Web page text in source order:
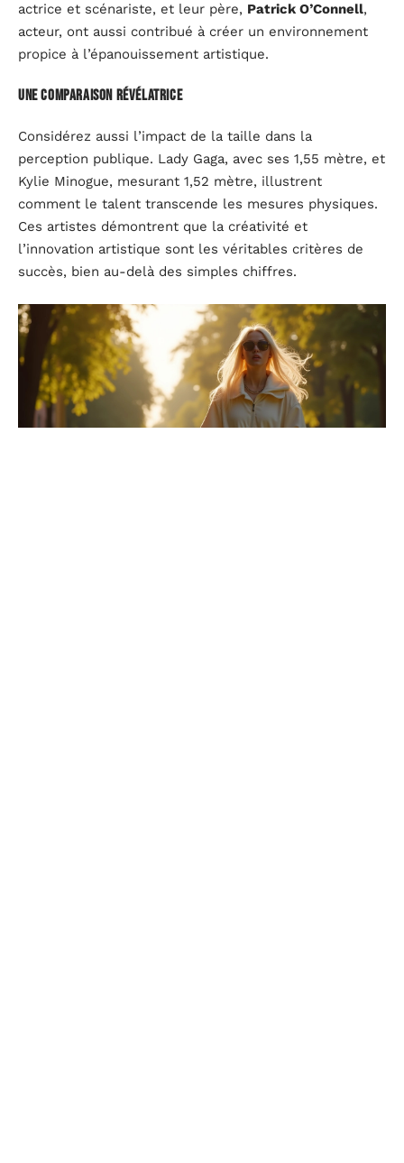
actrice et scénariste, et leur père, Patrick O’Connell,
acteur, ont aussi contribué à créer un environnement
propice à l’épanouissement artistique.
Une comparaison révélatrice
Considérez aussi l’impact de la taille dans la
perception publique. Lady Gaga, avec ses 1,55 mètre, et
Kylie Minogue, mesurant 1,52 mètre, illustrent
comment le talent transcende les mesures physiques.
Ces artistes démontrent que la créativité et
l’innovation artistique sont les véritables critères de
succès, bien au-delà des simples chiffres.